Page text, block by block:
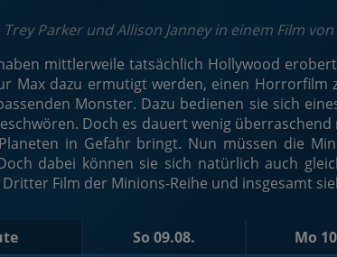
Parker und Allison Janney in einem Film
mittlerweile tatsächlich Hollywood
Max dazu ermutigt werden, einen
Monster. Dazu bedienen sie sich
Doch es dauert wenig
in Gefahr bringt. Nun müssen die
dabei können sie sich natürlich auch
Dritter Film der Minions-Reihe und insgesamt
So 09.08. Mo